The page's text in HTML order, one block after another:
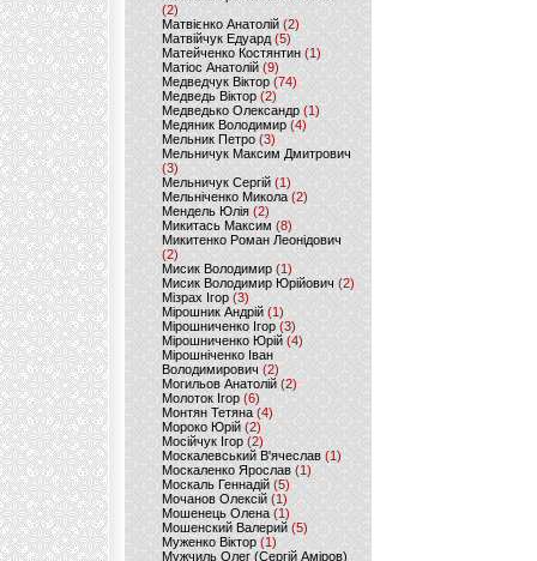
(2)
Матвієнко Анатолій (2)
Матвійчук Едуард(5)
Матейченко Костянтин (1)
Матіос Анатолій (9)
Медведчук Віктор(74)
Медведь Віктор (2)
Медведько Олександр (1)
Медяник Володимир(4)
Мельник Петро (3)
Мельничук Максим Дмитрович
(3)
Мельничук Сергій (1)
Мельніченко Микола (2)
Мендель Юлія (2)
Микитась Максим (8)
Микитенко Роман Леонідович
(2)
Мисик Володимир (1)
Мисик Володимир Юрійович(2)
Мізрах Ігор(3)
Мірошник Андрій(1)
Мірошниченко Ігор (3)
Мірошниченко Юрій(4)
Мірошніченко Іван
Володимирович (2)
Могильов Анатолій (2)
Молоток Ігор (6)
Монтян Тетяна (4)
Мороко Юрій(2)
Мосійчук Ігор (2)
Москалевський В'ячеслав (1)
Москаленко Ярослав (1)
Москаль Геннадій (5)
Мочанов Олексій(1)
Мошенець Олена(1)
Мошенский Валерий (5)
Муженко Віктор (1)
Мужчиль Олег (Сергій Аміров)